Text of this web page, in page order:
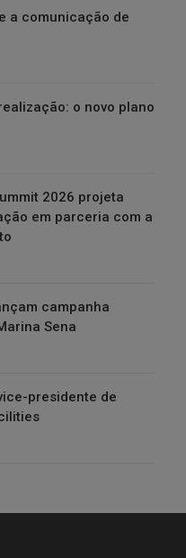
a comunicação de
o novo plano
2026 projeta
em parceria com a
campanha
Sena
presidente de